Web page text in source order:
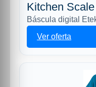
Kitchen Scale
Báscula digital
Ver oferta